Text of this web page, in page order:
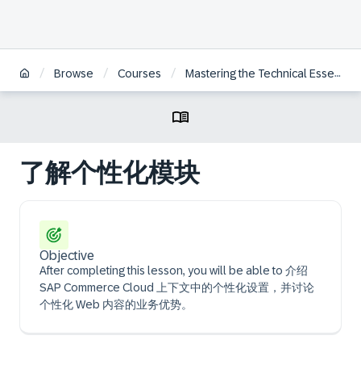
/ Browse / Courses / Mastering the Technical Essentials of SAP Commerce Cloud | ZH
了解个性化模块
Objective
After completing this lesson, you will be able to 介绍
SAP Commerce Cloud 上下文中的个性化设置，并讨论
个性化 Web 内容的业务优势。